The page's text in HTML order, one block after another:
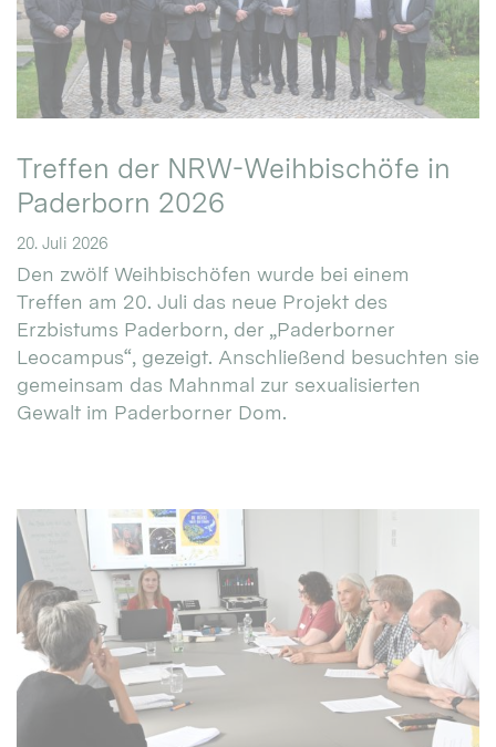
Treffen der NRW-Weihbischöfe in
Paderborn 2026
20. Juli 2026
Den zwölf Weihbischöfen wurde bei einem
Treffen am 20. Juli das neue Projekt des
Erzbistums Paderborn, der „Paderborner
Leocampus“, gezeigt. Anschließend besuchten sie
gemeinsam das Mahnmal zur sexualisierten
Gewalt im Paderborner Dom.